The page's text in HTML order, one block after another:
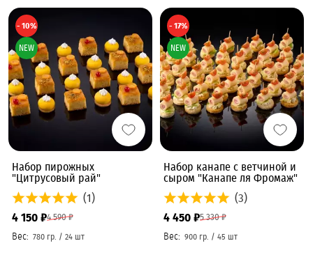
Набор пирожных
"Цитрусовый рай"
(1)
4 590 ₽
4 150 ₽
- 10%
NEW
Набор канапе с ветчиной и
сыром "Канапе ля Фромаж"
(3)
5 330 ₽
4 450 ₽
- 17%
NEW